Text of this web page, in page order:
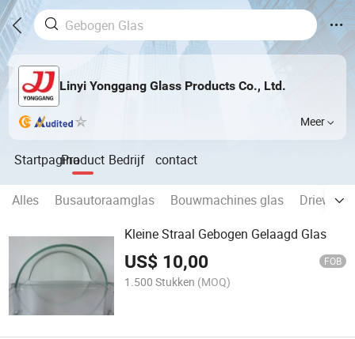
Linyi Yonggang Glass Products Co., Ltd.
Meer
StartpaginaProduct Bedrijf contact
Alles Busautoraamglas Bouwmachines glas
Kleine Straal Gebogen Gelaagd Glas
US$ 10,00 FOB
1.500 Stukken (MOQ)